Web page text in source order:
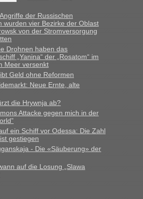
wenn die Frau mit dabei ist.
stehen schließlich immer unter
und Dokumente • Re: Seit
haben die Zollbeamten
von fast 11 Milliarden
an sich nur sagen dass das privat ist
willst. So lange das nicht
ersichlich das nicht neu sollte es
und Dokumente • Deklaration
beim Zoll
nicht, ob ich hier richtig bin mit meiner
der Russischen
wurden vier Bezirke der Oblast
von der Stromversorgung
Drohnen haben das
„Yanina“ der „Rosatom“ im
Meer versenkt
Geld ohne Reformen
Neue Ernte, alte
die Hrywnja ab?
Attacke gegen mich in der
ein Schiff vor Odessa: Die Zahl
gestiegen
- Die «Säuberung» der
auf die Losung „Slawa